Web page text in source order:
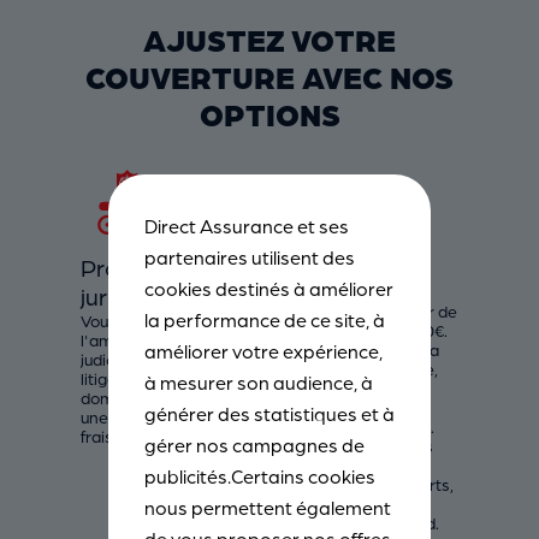
AJUSTEZ VOTRE
COUVERTURE AVEC NOS
OPTIONS
Protection
juridique
Vous êtes défendu à
l'amiable ou
judiciairement pour tout
litige relevant des
domaines couverts avec
une prise en charge des
frais correspondants.
Accessoires
Vos accessoires sont
remboursés à hauteur de
250€, 2 000€ ou 3 500€.
En option à partir de la
formule Tiers Étendue,
cette garantie est
incluse dès la formule
Tous risques Étendue.
Parmi les accessoires
valises et leurs supports,
ou encore manchons
anti-pluie ou anti-froid.
Direct Assurance et ses
partenaires utilisent des
cookies destinés à améliorer
la performance de ce site, à
améliorer votre expérience,
à mesurer son audience, à
générer des statistiques et à
gérer nos campagnes de
publicités.Certains cookies
nous permettent également